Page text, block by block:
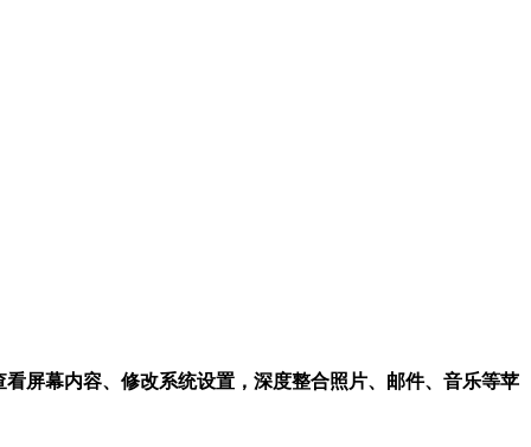
屏幕内容、修改系统设置，深度整合照片、邮件、音乐等苹